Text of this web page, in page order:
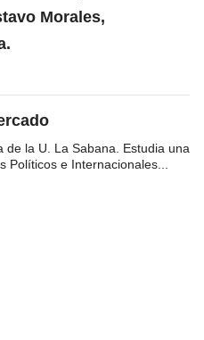
Morales,
de la U. La Sabana. Estudia una
Políticos e Internacionales